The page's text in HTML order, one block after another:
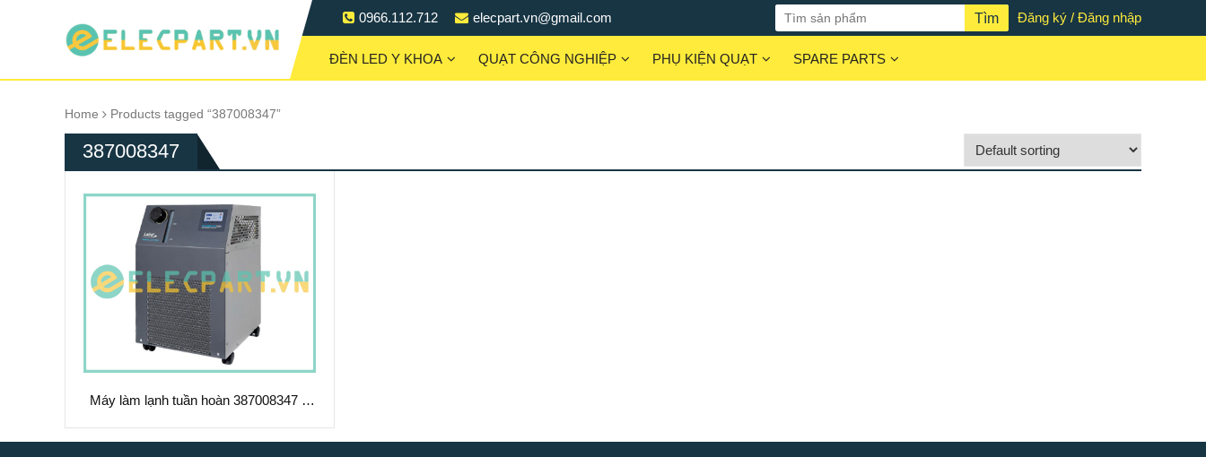
0966.112.712 elecpart.vn@gmail.com Đăng ký / Đăng nhập
ĐÈN LED Y KHOA QUẠT CÔNG NGHIỆP PHỤ KIỆN QUẠT SPARE PARTS
Home Products tagged “387008347”
387008347
Máy làm lạnh tuần hoàn 387008347 –